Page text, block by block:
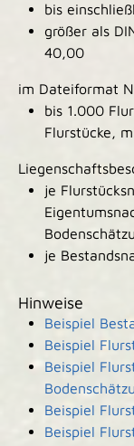
bis
größer als
40,00
im Dateiformat
bis 1.000
Flurstücke,
je
je
Hinweise
Beispiel
Beispiel
Beispiel
Beispiel
Beispiel